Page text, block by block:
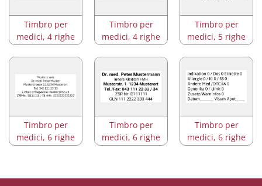
Timbro per
medici, 4 righe
Timbro per
medici, 4 righe
Timbro per
medici, 5 righe
Timbro per
medici, 6 righe
Timbro per
medici, 6 righe
Timbro per
medici, 6 righe